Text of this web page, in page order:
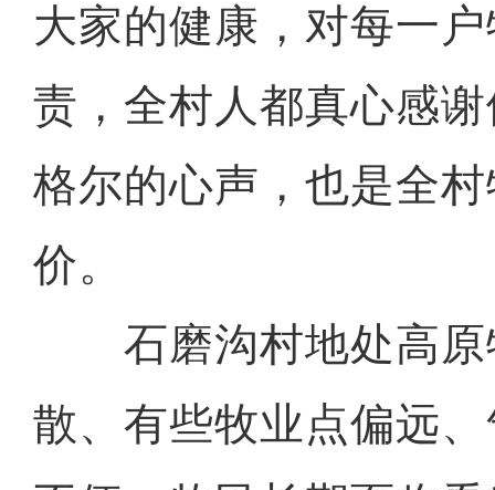
大家的健康，对每一
责，全村人都真心感谢
格尔的心声，也是全
价。
石磨沟村地处高原
散、有些牧业点偏远